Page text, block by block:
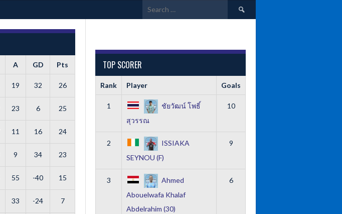
Search
for:
A GD Pts
19 32 26
23 6 25
11 16 24
9 34 23
55 -40 15
33 -24 7
TOP SCORER
Rank Player Goals
1
ชัยวัฒน์ โพธิ์
สุวรรณ
10
2
ISSIAKA
SEYNOU (F)
9
3
Ahmed
Abouelwafa Khalaf
Abdelrahim (30)
6